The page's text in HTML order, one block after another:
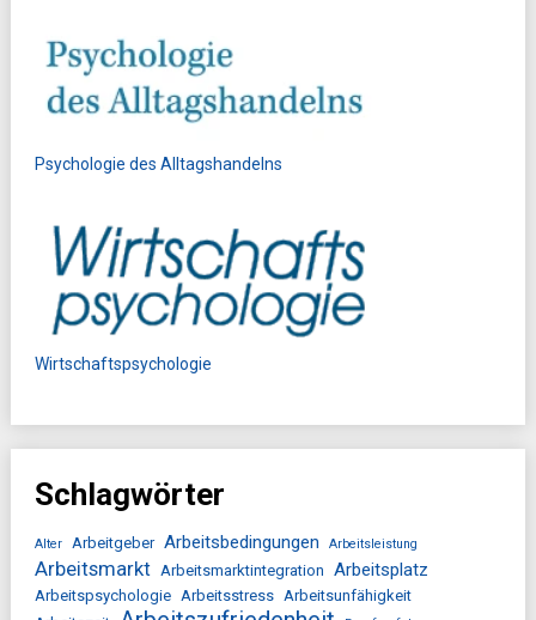
Psychologie des Alltagshandelns
Wirtschaftspsychologie
Schlagwörter
Alter Arbeitgeber Arbeitsbedingungen Arbeitsleistung
Arbeitsmarkt Arbeitsmarktintegration Arbeitsplatz
Arbeitspsychologie Arbeitsstress
Arbeitsunfähigkeit